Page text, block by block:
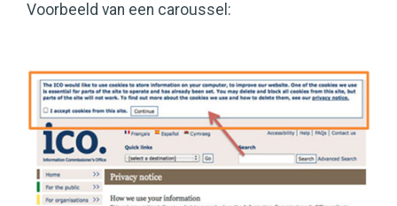
Voorbeeld van een caroussel: